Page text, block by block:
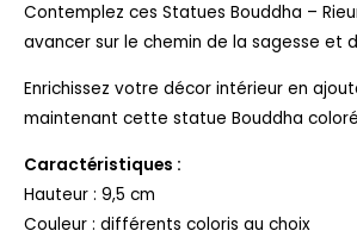
Contemplez ces Statues Bouddha –
avancer sur le chemin de la sagesse et
Enrichissez votre décor intérieur en
maintenant cette statue Bouddha
Caractéristiques :
Hauteur : 9,5 cm
Couleur : différents coloris au choix